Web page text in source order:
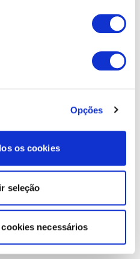
Opções
os cookies
seleção
necessários